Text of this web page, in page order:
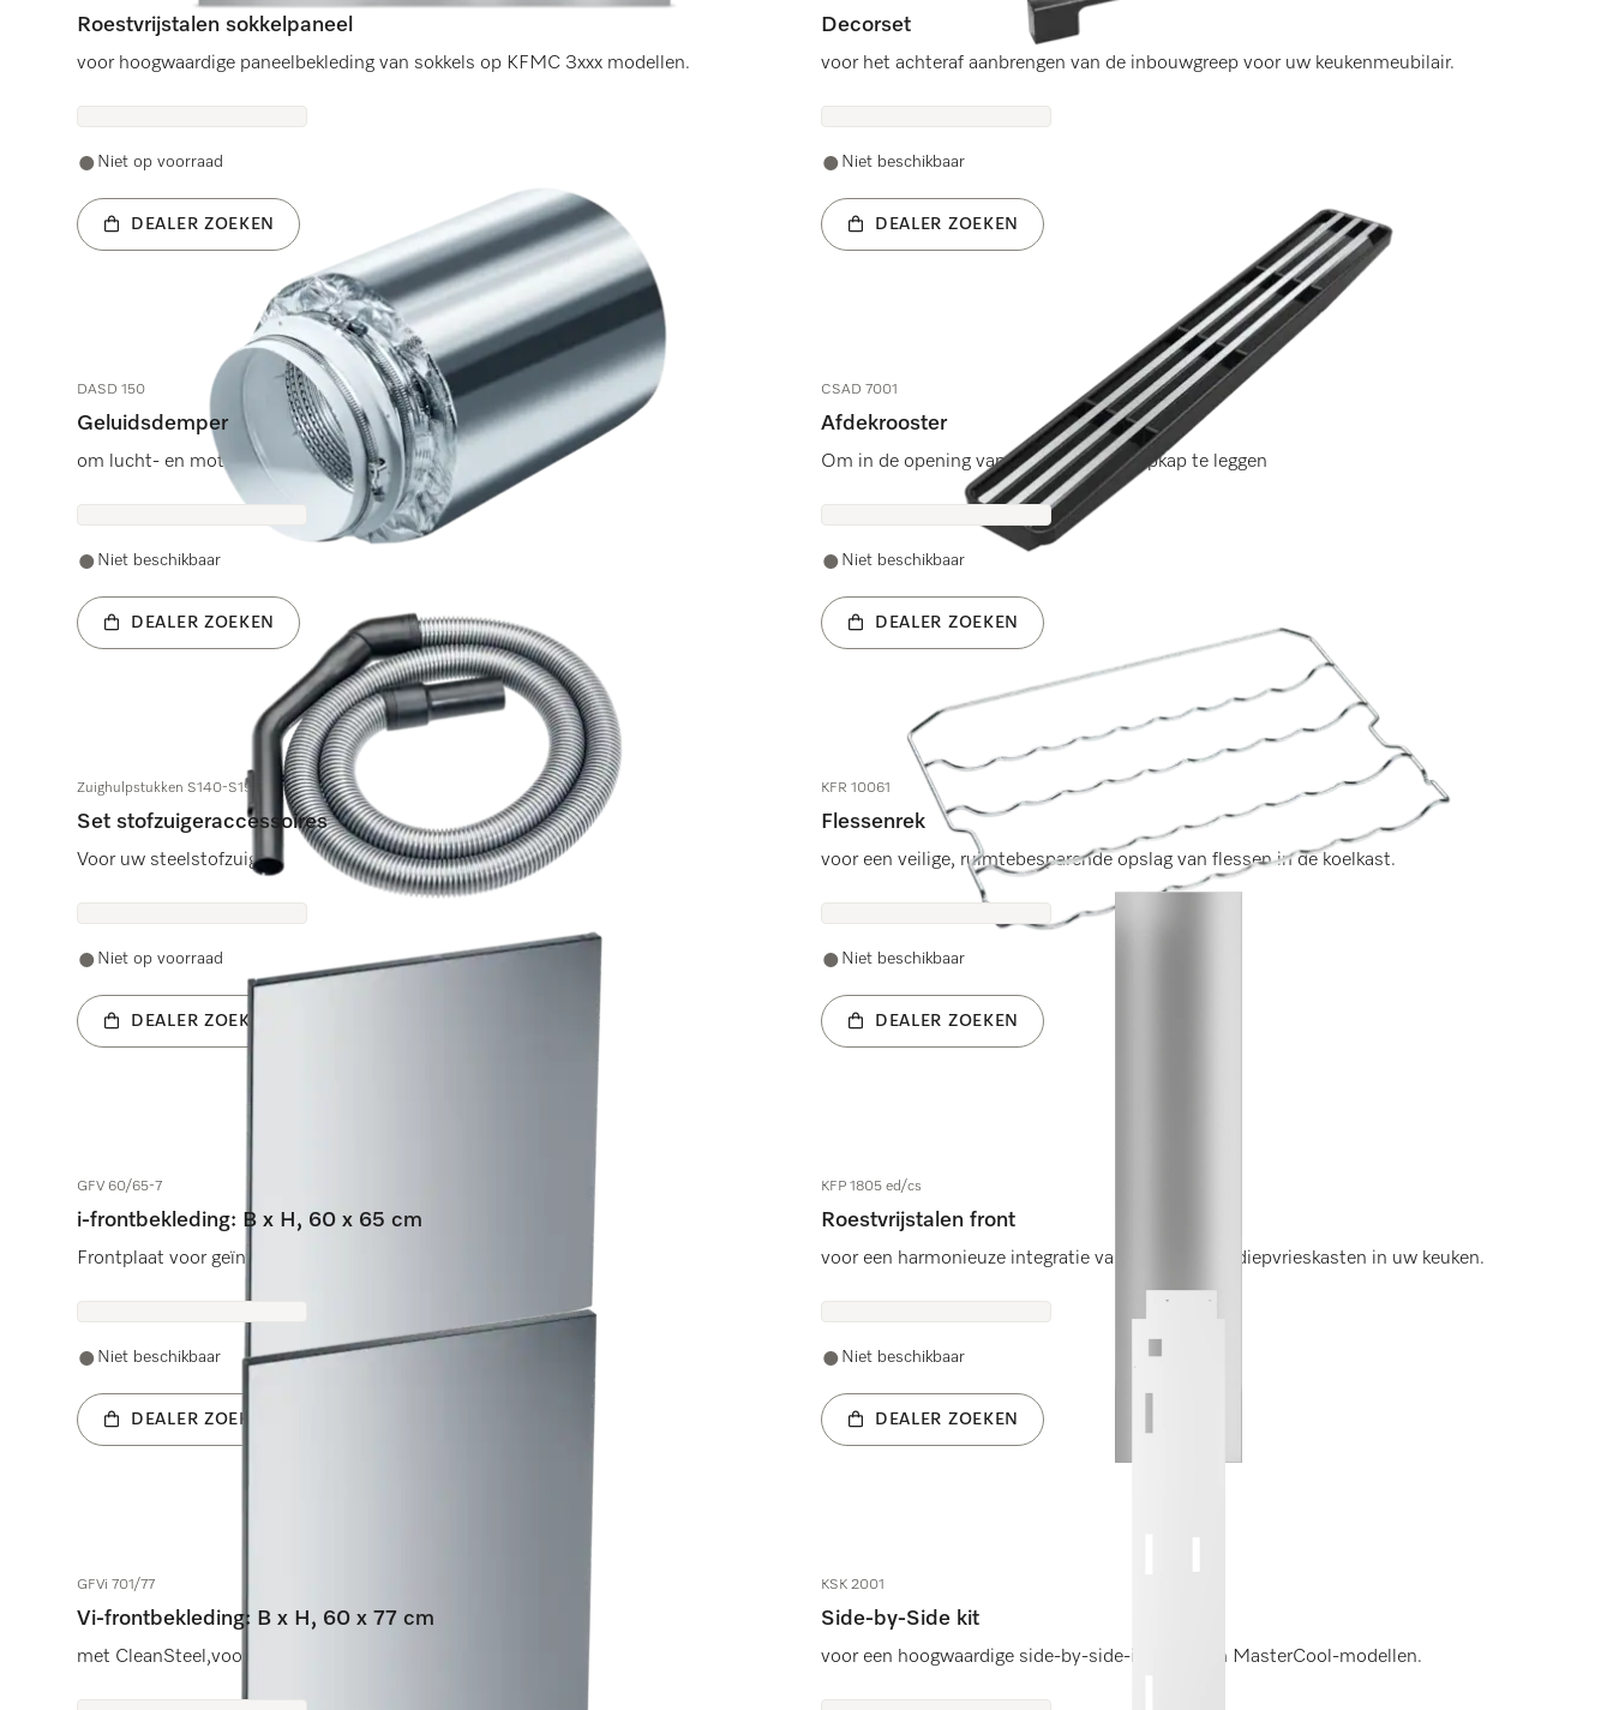
Roestvrijstalen sokkelpaneel
voor hoogwaardige paneelbekleding van sokkels op KFMC 3xxx modellen.
Niet op voorraad
DEALER ZOEKEN
Decorset
voor het achteraf aanbrengen van de inbouwgreep voor uw keukenmeubilair.
Niet beschikbaar
DEALER ZOEKEN
DASD 150
Geluidsdemper
om lucht- en motorgeluid te verminderen.
Niet beschikbaar
DEALER ZOEKEN
CSAD 7001
Afdekrooster
Om in de opening van de werkbladdampkap te leggen
Niet beschikbaar
DEALER ZOEKEN
Zuighulpstukken S140-S195
Set stofzuigeraccessoires
Voor uw steelstofzuiger
Niet op voorraad
DEALER ZOEKEN
KFR 10061
Flessenrek
voor een veilige, ruimtebesparende opslag van flessen in de koelkast.
Niet beschikbaar
DEALER ZOEKEN
GFV 60/65-7
i-frontbekleding: B x H, 60 x 65 cm
Frontplaat voor geïntegreerde vaatwassers.
Niet beschikbaar
DEALER ZOEKEN
KFP 1805 ed/cs
Roestvrijstalen front
voor een harmonieuze integratie van MasterCool-diepvrieskasten in uw keuken.
Niet beschikbaar
DEALER ZOEKEN
GFVi 701/77
Vi-frontbekleding: B x H, 60 x 77 cm
met CleanSteel,voor volledig integreerbare vaatwassers.
KSK 2001
Side-by-Side kit
voor een hoogwaardige side-by-side-inbouw van MasterCool-modellen.